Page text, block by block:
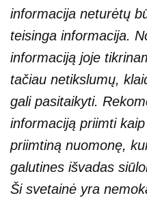
informacija neturėtų
teisinga informacija.
informaciją joje
tačiau netikslumų,
gali pasitaikyti.
informaciją priimti
priimtiną nuomonę,
galutines išvadas
Ši svetainė yra